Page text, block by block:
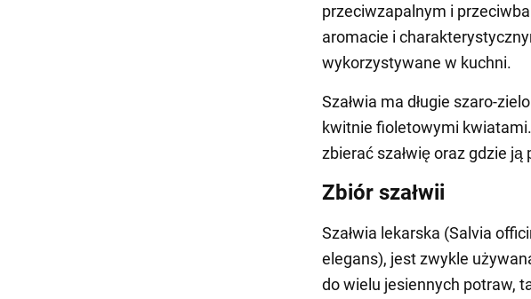
przeciwzapalnym i
aromacie i
wykorzystywane w kuchni.
Szałwia ma długie szaro-
kwitnie fioletowymi
zbierać szałwię oraz gdzie
Zbiór szałwii
Szałwia lekarska (Salvia
elegans), jest zwykle
do wielu jesiennych potraw,